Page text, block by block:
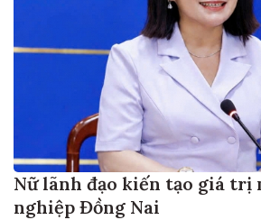
Nữ lãnh đạo kiến tạo giá trị
nghiệp Đồng Nai